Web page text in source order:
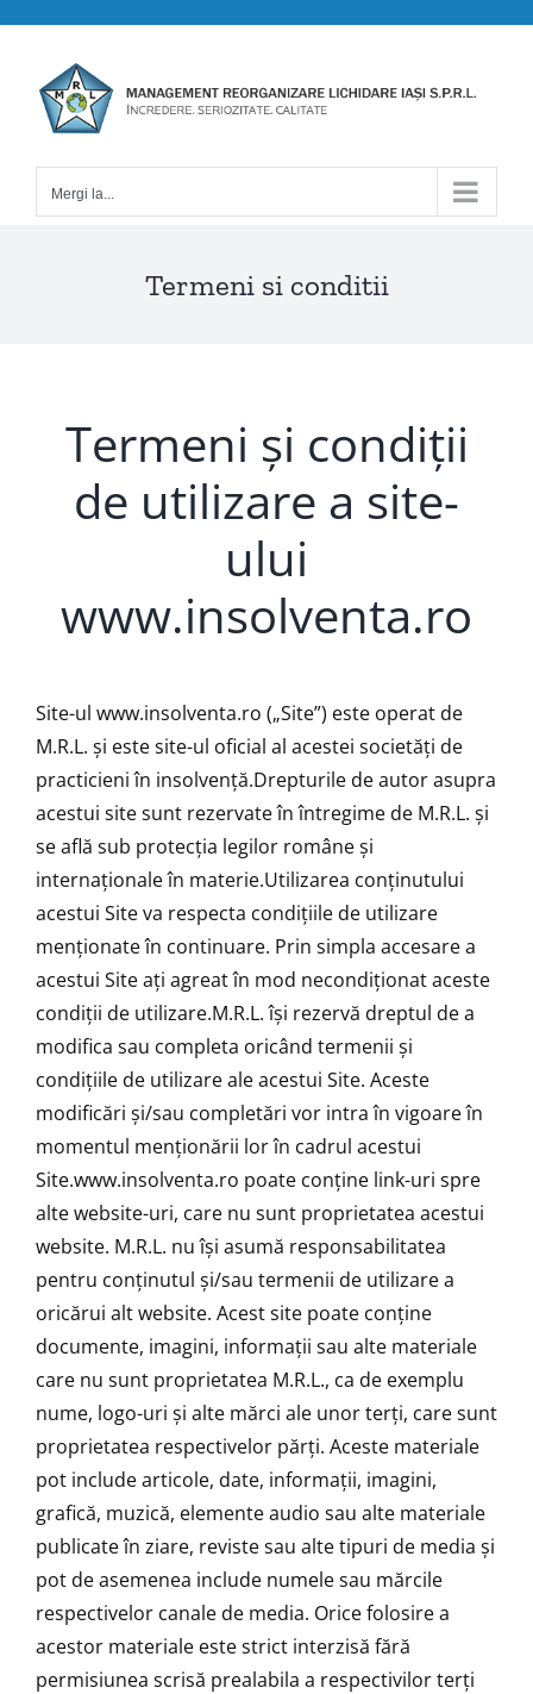
content
Mergi la...
Termeni si conditii
Termeni și condiții
de utilizare a site-
ului
www.insolventa.ro
Site-ul www.insolventa.ro („Site”) este operat de
M.R.L. și este site-ul oficial al acestei societăți de
practicieni în insolvență.Drepturile de autor asupra
acestui site sunt rezervate în întregime de M.R.L. și
se află sub protecţia legilor române și
internaționale în materie.Utilizarea conținutului
acestui Site va respecta condițiile de utilizare
menționate în continuare. Prin simpla accesare a
acestui Site ați agreat în mod necondiționat aceste
condiții de utilizare.M.R.L. își rezervă dreptul de a
modifica sau completa oricând termenii și
condițiile de utilizare ale acestui Site. Aceste
modificări și/sau completări vor intra în vigoare în
momentul menționării lor în cadrul acestui
Site.www.insolventa.ro poate conține link-uri spre
alte website-uri, care nu sunt proprietatea acestui
website. M.R.L. nu își asumă responsabilitatea
pentru conținutul și/sau termenii de utilizare a
oricărui alt website. Acest site poate conține
documente, imagini, informații sau alte materiale
care nu sunt proprietatea M.R.L., ca de exemplu
nume, logo-uri și alte mărci ale unor terți, care sunt
proprietatea respectivelor părți. Aceste materiale
pot include articole, date, informații, imagini,
grafică, muzică, elemente audio sau alte materiale
publicate în ziare, reviste sau alte tipuri de media și
pot de asemenea include numele sau mărcile
respectivelor canale de media. Orice folosire a
acestor materiale este strict interzisă fără
permisiunea scrisă prealabila a respectivilor terți